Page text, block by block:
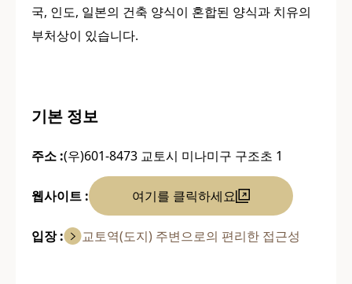
국, 인도, 일본의 건축 양식이 혼합된 양식과 치유의
부처상이 있습니다.
기본 정보
주소 :(우)601-8473 교토시 미나미구 구조초 1
웹사이트 : 여기를 클릭하세요
입장 : 교토역(도지) 주변으로의 편리한 접근성